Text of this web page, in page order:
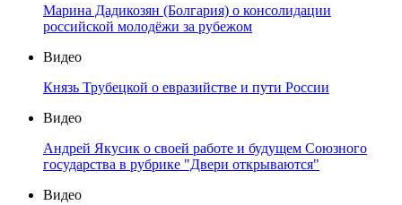
Марина Дадикозян (Болгария) о консолидации
российской молодёжи за рубежом
Видео
Князь Трубецкой о евразийстве и пути России
Видео
Андрей Якусик о своей работе и будущем Союзного
государства в рубрике "Двери открываются"
Видео